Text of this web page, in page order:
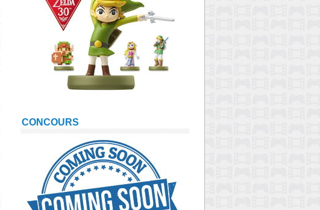
CONCOURS